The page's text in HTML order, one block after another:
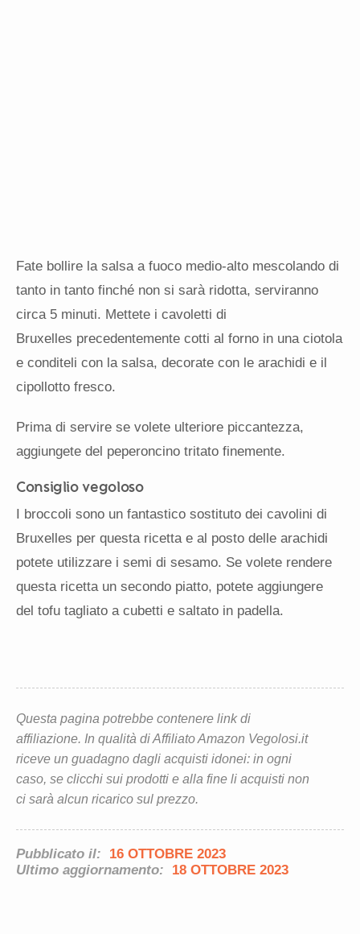
Fate bollire la salsa a fuoco medio-alto mescolando di
tanto in tanto finché non si sarà ridotta, serviranno
circa 5 minuti. Mettete i cavoletti di
Bruxelles precedentemente cotti al forno in una ciotola
e conditeli con la salsa, decorate con le arachidi e il
cipollotto fresco.
Prima di servire se volete ulteriore piccantezza,
aggiungete del peperoncino tritato finemente.
Consiglio vegoloso
I broccoli sono un fantastico sostituto dei cavolini di
Bruxelles per questa ricetta e al posto delle arachidi
potete utilizzare i semi di sesamo. Se volete rendere
questa ricetta un secondo piatto, potete aggiungere
del tofu tagliato a cubetti e saltato in padella.
Questa pagina potrebbe contenere link di
affiliazione. In qualità di Affiliato Amazon Vegolosi.it
riceve un guadagno dagli acquisti idonei: in ogni
caso, se clicchi sui prodotti e alla fine li acquisti non
ci sarà alcun ricarico sul prezzo.
Pubblicato il:
16 OTTOBRE 2023
Ultimo aggiornamento:
18 OTTOBRE 2023